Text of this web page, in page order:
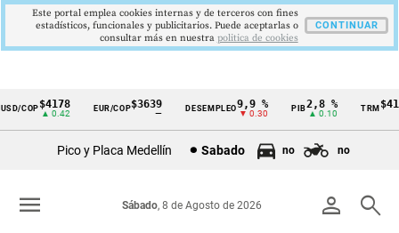
Cintillo
Colombia
COP$4178
▲ 0.42
EUR/COP$3639 DESEMPLEO 9,9 %
▼ 0.30
PIB2,8 %
▲ 0.10
TRM
Pico y Placa Medellín Sabado no no
person search
Sábado, 8 de Agosto de 2026
menu
Este portal emplea cookies internas y de terceros con fines
estadísticos, funcionales y publicitarios. Puede aceptarlas o
consultar más en nuestra politica de cookies
CONTINUAR